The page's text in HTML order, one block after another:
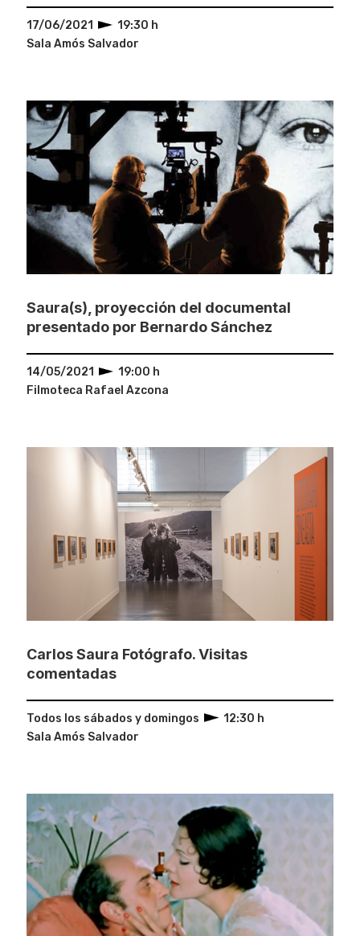
17/06/2021
19:30 h
Sala Amós Salvador
Saura(s), proyección del documental
presentado por Bernardo Sánchez
14/05/2021
19:00 h
Filmoteca Rafael Azcona
Carlos Saura Fotógrafo. Visitas
comentadas
Todos los sábados y domingos
12:30 h
Sala Amós Salvador